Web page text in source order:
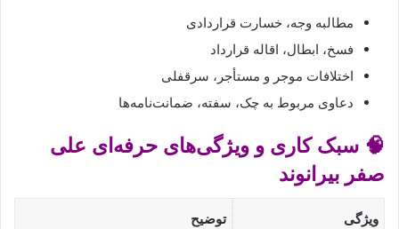
مطالبه وجه، خسارت قراردادی
فسخ، ابطال، اقاله قرارداد
اختلافات موجر و مستأجر، سرقفلی
دعاوی مربوط به چک، سفته، ضمانت‌نامه‌ها
🧠 سبک کاری و ویژگی‌های حرفه‌ای علی
صفر بیرانوند
ویژگی توضیح